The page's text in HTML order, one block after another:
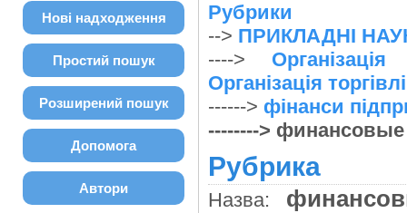
Нові надходження
Простий пошук
Розширений пошук
Допомога
Автори
Рубрики
--> ПРИКЛАДНІ
---->
Організація торгівлі
------> фінанси
-------->
Рубрика
Назва: